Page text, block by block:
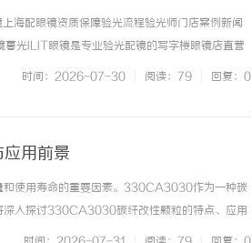
海配眼镜资质保障验光流程验光师门店案例新闻
ILIT眼镜是专业验光配镜的写字楼眼镜店直营
价格和直营售后为基础，全场镜片40%-60%优
时间：2026-07-30 阅读：79 回复：0
用前景
和使用寿命的重要因素。330CA3030作为一种碳
深入探讨330CA3030碳纤改性颗粒的特点、应用
是一种由碳纤维和聚合物复合而成的颗粒材